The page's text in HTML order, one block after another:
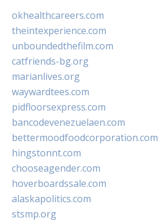
okhealthcareers.com
theintexperience.com
unboundedthefilm.com
catfriends-bg.org
marianlives.org
waywardtees.com
pidfloorsexpress.com
bancodevenezuelaen.com
bettermoodfoodcorporation.com
hingstonnt.com
chooseagender.com
hoverboardssale.com
alaskapolitics.com
stsmp.org